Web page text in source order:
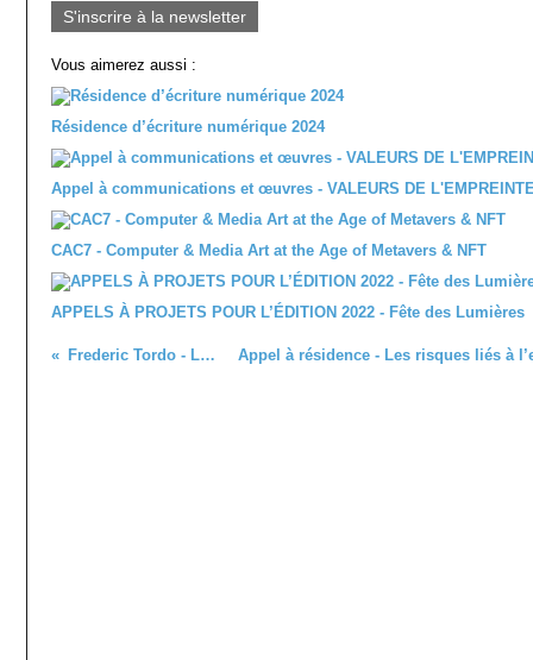
S'inscrire à la newsletter
Vous aimerez aussi :
Résidence d’écriture numérique 2024
Appel à communications et œuvres - VALEURS DE
CAC7 - Computer & Media Art at the Age of Metavers & NFT
APPELS À PROJETS POUR L’ÉDITION 2022 - Fête des Lumières
Frederic Tordo - Le Moi Cyborg